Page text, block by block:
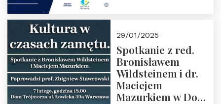
29/01/2025
Spotkanie z red.
Bronisławem
Wildsteinem i dr.
Maciejem
Mazurkiem w Domu